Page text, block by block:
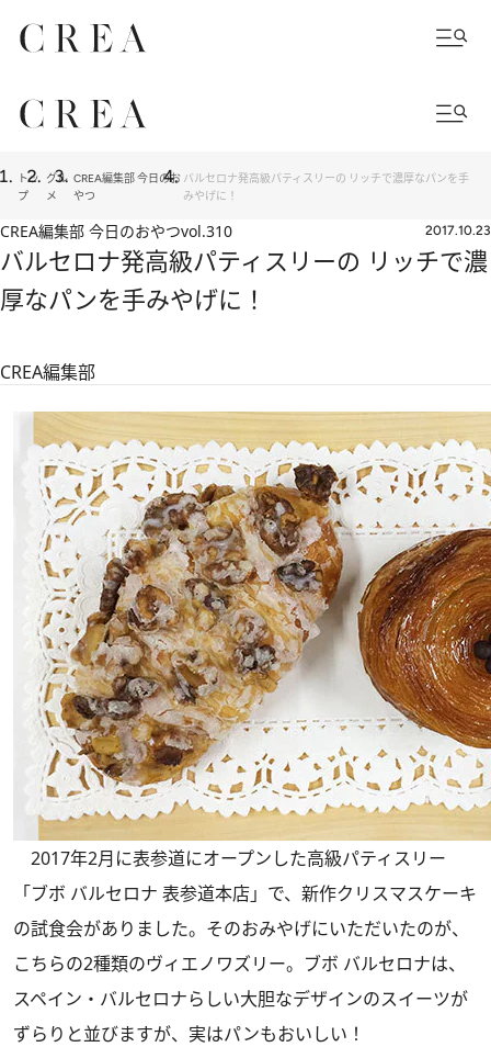
トッ
プ
グル
メ
CREA編集部 今日のお
やつ
バルセロナ発高級パティスリーの リッチで濃厚なパンを手
みやげに！
CREA編集部 今日のおやつvol.310 2017.10.23
バルセロナ発高級パティスリーの リッチで濃
厚なパンを手みやげに！
CREA編集部
2017年2月に表参道にオープンした高級パティスリー
「ブボ バルセロナ 表参道本店」で、新作クリスマスケーキ
の試食会がありました。そのおみやげにいただいたのが、
こちらの2種類のヴィエノワズリー。ブボ バルセロナは、
スペイン・バルセロナらしい大胆なデザインのスイーツが
ずらりと並びますが、実はパンもおいしい！